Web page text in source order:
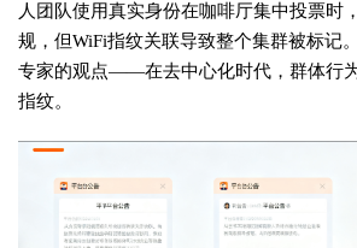
人团队使用真实身份在咖啡厅集中投票时
规，但WiFi指纹关联导致整个集群被标记
专家的观点——在去中心化时代，群体行
指纹。